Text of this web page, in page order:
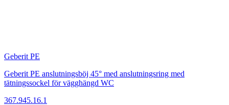
Geberit PE
Geberit PE anslutningsböj 45° med anslutningsring med
tätningssockel för vägghängd WC
367.945.16.1